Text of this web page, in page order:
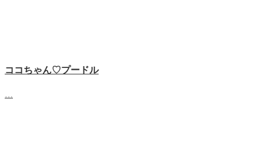
ココちゃん♡‬プードル